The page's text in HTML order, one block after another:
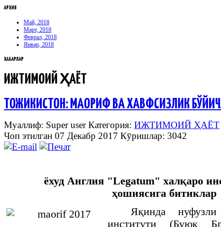
АРХИВ
Май, 2018
Март, 2018
Феврал, 2018
Январ, 2018
ХАБАРЛАР
ИЖТИМОИЙ ҲАЁТ
ТОЖИКИСТОН: МАОРИФ ВА ХАВФСИЗЛИК
Муаллиф: Super userКатегория: ИЖТИМОИЙ ҲАЁТ
Чоп этилган 07 Декабр 2017 Кӯришлар: 3042
ёхуд Англия "Legatum" халқаро
ҳошиясига битиклар
Яқинда
институти (Буюк